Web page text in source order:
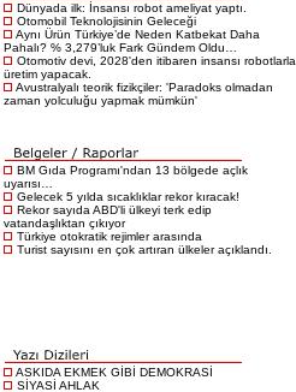
Dünyada ilk: İnsansı robot ameliyat yaptı.
Otomobil Teknolojisinin Geleceği
Aynı Ürün Türkiye’de Neden Katbekat Daha
Pahalı? % 3,279’luk Fark Gündem Oldu…
Otomotiv devi, 2028'den itibaren insansı robotlarla
üretim yapacak.
Avustralyalı teorik fizikçiler: 'Paradoks olmadan
zaman yolculuğu yapmak mümkün'
BM Gıda Programı'ndan 13 bölgede açlık
uyarısı…
Gelecek 5 yılda sıcaklıklar rekor kıracak!
Rekor sayıda ABD'li ülkeyi terk edip
vatandaşlıktan çıkıyor
Türkiye otokratik rejimler arasında
Turist sayısını en çok artıran ülkeler açıklandı.
ASKIDA EKMEK GİBİ DEMOKRASİ
SİYASİ AHLAK